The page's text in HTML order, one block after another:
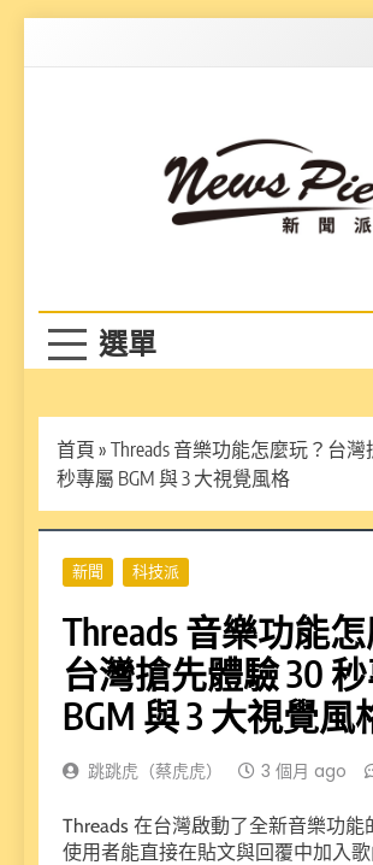
首頁 » Threads 音樂功能怎麼玩？台灣
秒專屬 BGM 與 3 大視覺風格
新聞 科技派
Threads 音樂功能
台灣搶先體驗 30
BGM 與 3 大視覺風
跳跳虎（蔡虎虎） 3 個月 ago
Threads 在台灣啟動了全新音樂功能
使用者能直接在貼文與回覆中加入